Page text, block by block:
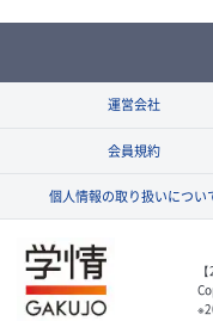
運営会社
会員規約
個人情報の取り扱いについ